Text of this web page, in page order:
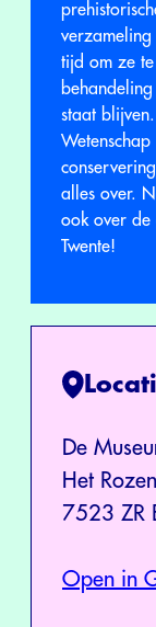
tijd om ze
staat
alles over.
ook over de
Twente!
De
Het
7523 ZR
Open in